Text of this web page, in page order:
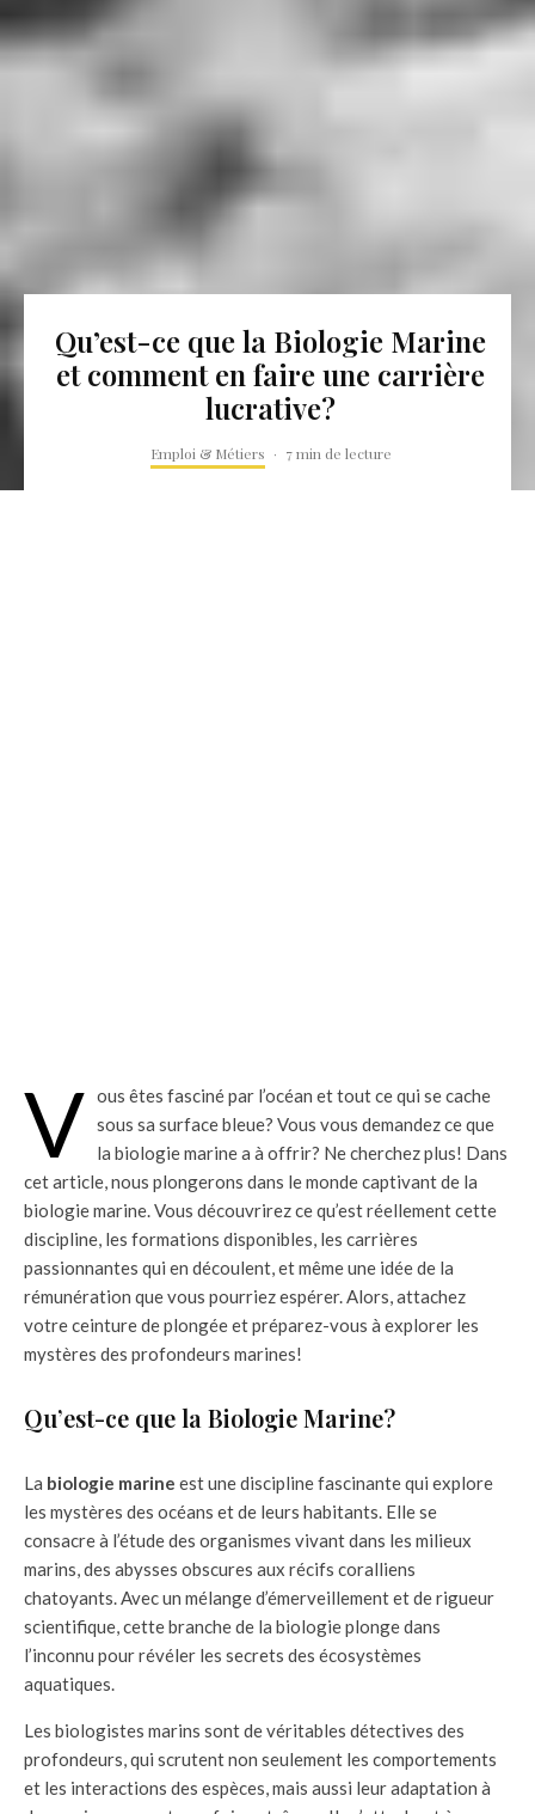
Qu’est-ce que la Biologie Marine
et comment en faire une carrière
lucrative?
Emploi & Métiers · 7 min de lecture
V ous êtes fasciné par l’océan et tout ce qui se cache
sous sa surface bleue? Vous vous demandez ce que
la biologie marine a à offrir? Ne cherchez plus! Dans
cet article, nous plongerons dans le monde captivant de la
biologie marine. Vous découvrirez ce qu’est réellement cette
discipline, les formations disponibles, les carrières
passionnantes qui en découlent, et même une idée de la
rémunération que vous pourriez espérer. Alors, attachez
votre ceinture de plongée et préparez-vous à explorer les
mystères des profondeurs marines!
Qu’est-ce que la Biologie Marine?
La biologie marine est une discipline fascinante qui explore
les mystères des océans et de leurs habitants. Elle se
consacre à l’étude des organismes vivant dans les milieux
marins, des abysses obscures aux récifs coralliens
chatoyants. Avec un mélange d’émerveillement et de rigueur
scientifique, cette branche de la biologie plonge dans
l’inconnu pour révéler les secrets des écosystèmes
aquatiques.
Les biologistes marins sont de véritables détectives des
profondeurs, qui scrutent non seulement les comportements
et les interactions des espèces, mais aussi leur adaptation à